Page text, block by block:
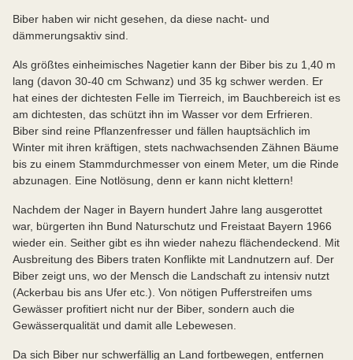
Biber haben wir nicht gesehen, da diese nacht- und
dämmerungsaktiv sind.
Als größtes einheimisches Nagetier kann der Biber bis zu 1,40 m
lang (davon 30-40 cm Schwanz) und 35 kg schwer werden. Er
hat eines der dichtesten Felle im Tierreich, im Bauchbereich ist es
am dichtesten, das schützt ihn im Wasser vor dem Erfrieren.
Biber sind reine Pflanzenfresser und fällen hauptsächlich im
Winter mit ihren kräftigen, stets nachwachsenden Zähnen Bäume
bis zu einem Stammdurchmesser von einem Meter, um die Rinde
abzunagen. Eine Notlösung, denn er kann nicht klettern!
Nachdem der Nager in Bayern hundert Jahre lang ausgerottet
war, bürgerten ihn Bund Naturschutz und Freistaat Bayern 1966
wieder ein. Seither gibt es ihn wieder nahezu flächendeckend. Mit
Ausbreitung des Bibers traten Konflikte mit Landnutzern auf. Der
Biber zeigt uns, wo der Mensch die Landschaft zu intensiv nutzt
(Ackerbau bis ans Ufer etc.). Von nötigen Pufferstreifen ums
Gewässer profitiert nicht nur der Biber, sondern auch die
Gewässerqualität und damit alle Lebewesen.
Da sich Biber nur schwerfällig an Land fortbewegen, entfernen